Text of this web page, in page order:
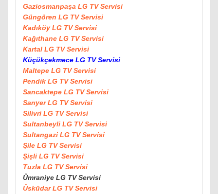
Gaziosmanpaşa LG TV Servisi
Güngören LG TV Servisi
Kadıköy LG TV Servisi
Kağıthane LG TV Servisi
Kartal LG TV Servisi
Küçükçekmece LG TV Servisi
Maltepe LG TV Servisi
Pendik LG TV Servisi
Sancaktepe LG TV Servisi
Sarıyer LG TV Servisi
Silivri LG TV Servisi
Sultanbeyli LG TV Servisi
Sultangazi LG TV Servisi
Şile LG TV Servisi
Şişli LG TV Servisi
Tuzla LG TV Servisi
Ümraniye LG TV Servisi
Üsküdar LG TV Servisi